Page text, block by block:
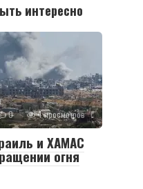
интересно
0
4 просмотров
и ХАМАС
огня